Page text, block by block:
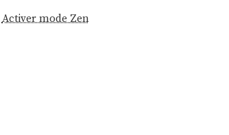
Activer mode Zen